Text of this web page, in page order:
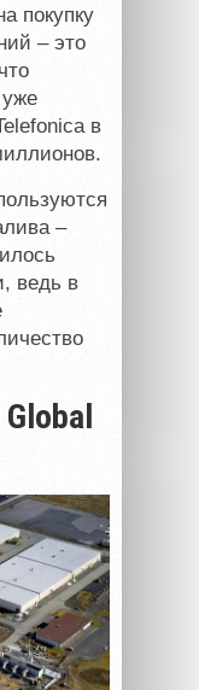
покупку
– это
в
–
ведь в